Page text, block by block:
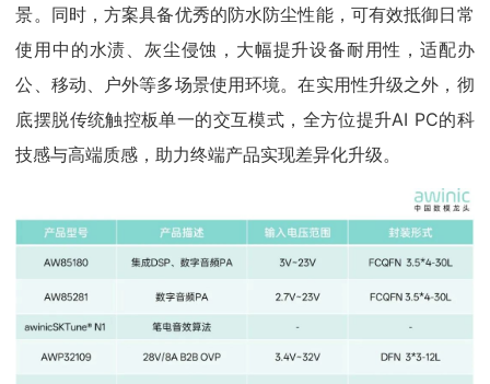
景。同时，方案具备优秀的防水防尘性能，可有效抵御日常
使用中的水渍、灰尘侵蚀，大幅提升设备耐用性，适配办
公、移动、户外等多场景使用环境。在实用性升级之外，彻
底摆脱传统触控板单一的交互模式，全方位提升AI PC的科
技感与高端质感，助力终端产品实现差异化升级。